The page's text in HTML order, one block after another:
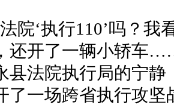
‘执行110’吗？我
还开了一辆小轿车
县法院执行局的宁
了一场跨省执行攻坚